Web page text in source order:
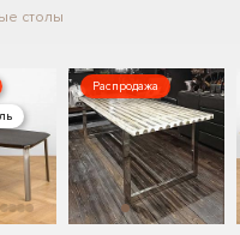
столы
Распродажа